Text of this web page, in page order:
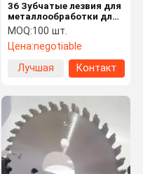
36 Зубчатые лезвия для
металлообработки для
тяжелых и прочных
материалов
MOQ:100 шт.
Цена:negotiable
Лучшая
Контакт